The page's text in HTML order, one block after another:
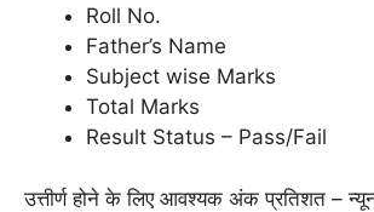
Roll No.
Father’s Name
Subject wise Marks
Total Marks
Result Status – Pass/Fail
उत्तीर्ण होने के लिए आवश्यक अंक प्रतिशत –